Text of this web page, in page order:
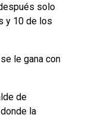
solo
y 10 de los
le gana con
de
la